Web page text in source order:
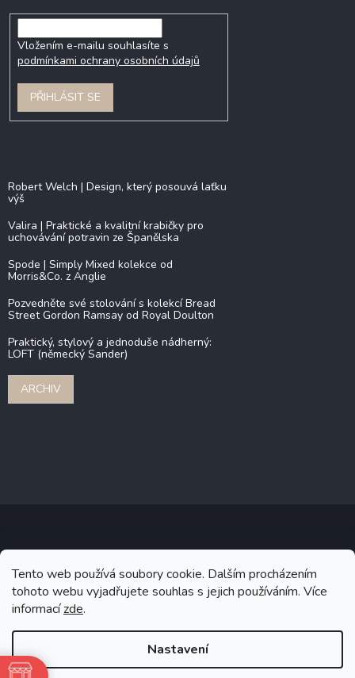
Tento web používá soubory cookie. Dalším procházením
tohoto webu vyjadřujete souhlas s jejich používáním. Více
informacízde.
Nastavení
Vložením e-mailu souhlasíte s
podmínkami ochrany osobních údajů
PŘIHLÁSIT SE
Robert Welch | Design, který posouvá laťku
výš
Valira | Praktické a kvalitní krabičky pro
uchovávání potravin ze Španělska
Spode | Simply Mixed kolekce od
Morris&Co. z Anglie
Pozvedněte své stolování s kolekcí Bread
Street Gordon Ramsay od Royal Doulton
Praktický, stylový a jednoduše nádherný:
LOFT (německý Sander)
ARCHIV
Copyright 2026 Stonebridge . Všechna práva vyhrazena. Upravit
nastavení cookies
Grafický návrh vytvořil a na Shoptet implementoval
Shoptetak.cz.
Vytvořil Shoptet